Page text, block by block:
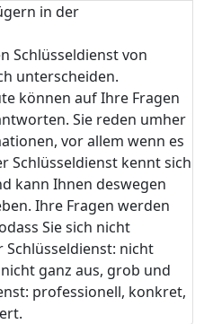
in der
Schlüsseldienst von
unterscheiden.
können auf Ihre Fragen
Sie reden umher
vor allem wenn es
Schlüsseldienst kennt sich
kann Ihnen deswegen
Ihre Fragen werden
Sie sich nicht
nicht
ganz aus, grob und
professionell, konkret,